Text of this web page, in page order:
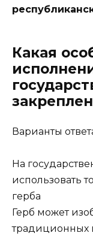
Какая
Варианты
На
использовать
герба
Герб может
традиционных